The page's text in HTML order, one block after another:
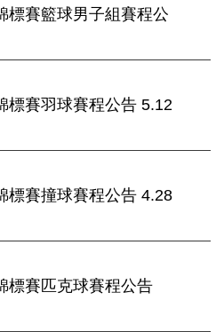
標賽籃球男子組賽程公
標賽羽球賽程公告 5.12
標賽撞球賽程公告 4.28
標賽匹克球賽程公告